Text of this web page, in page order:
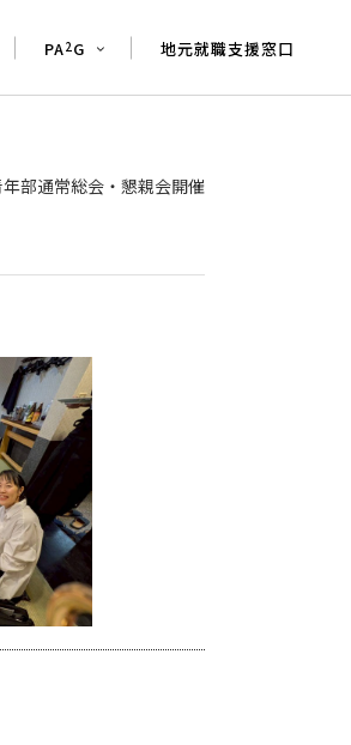
PA2 G 地元就職支援窓口
部通常総会・懇親会開催